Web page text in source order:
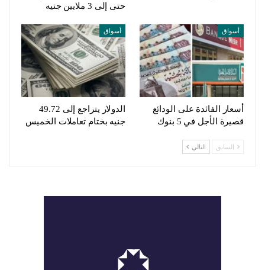
حتى إلى 3 ملايين جنيه
أسواق
أسعار الفائدة على الودائع
قصيرة الأجل في 5 بنوك
أسواق
الدولار يتراجع إلى 49.72
جنيه بختام تعاملات الخميس
السابق التالي